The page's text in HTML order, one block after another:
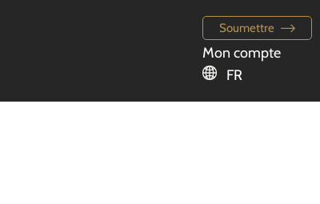
Soumettre
Mon compte
FR